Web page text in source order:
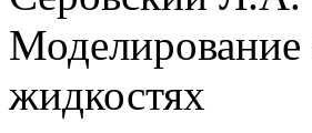
жидкостях